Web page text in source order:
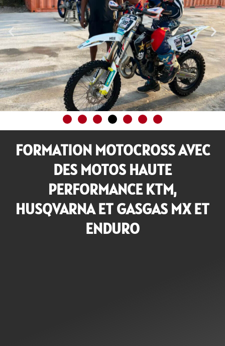
FORMATION MOTOCROSS AVEC
DES MOTOS HAUTE
PERFORMANCE KTM,
HUSQVARNA ET GASGAS MX ET
ENDURO